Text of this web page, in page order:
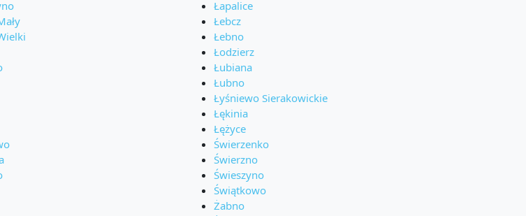
Łapalice
Łebcz
Łebno
Łodzierz
Łubiana
Łubno
Łyśniewo Sierakowickie
Łękinia
Łężyce
Świerzenko
Świerzno
Świeszyno
Świątkowo
Żabno